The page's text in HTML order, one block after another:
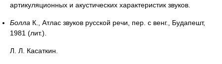
артикуляционных и акустических характеристик звуков.
Болла К., Атлас звуков русской речи, пер. с венг., Будапешт,
1981 (лит.).
Л. Л. Касаткин.